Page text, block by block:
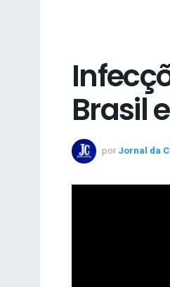
Brasil
por Jornal da